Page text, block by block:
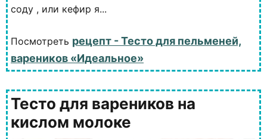
соду , или кефир я...
Посмотреть рецепт - Тесто для пельменей,
вареников «Идеальное»
Тесто для вареников на
кислом молоке